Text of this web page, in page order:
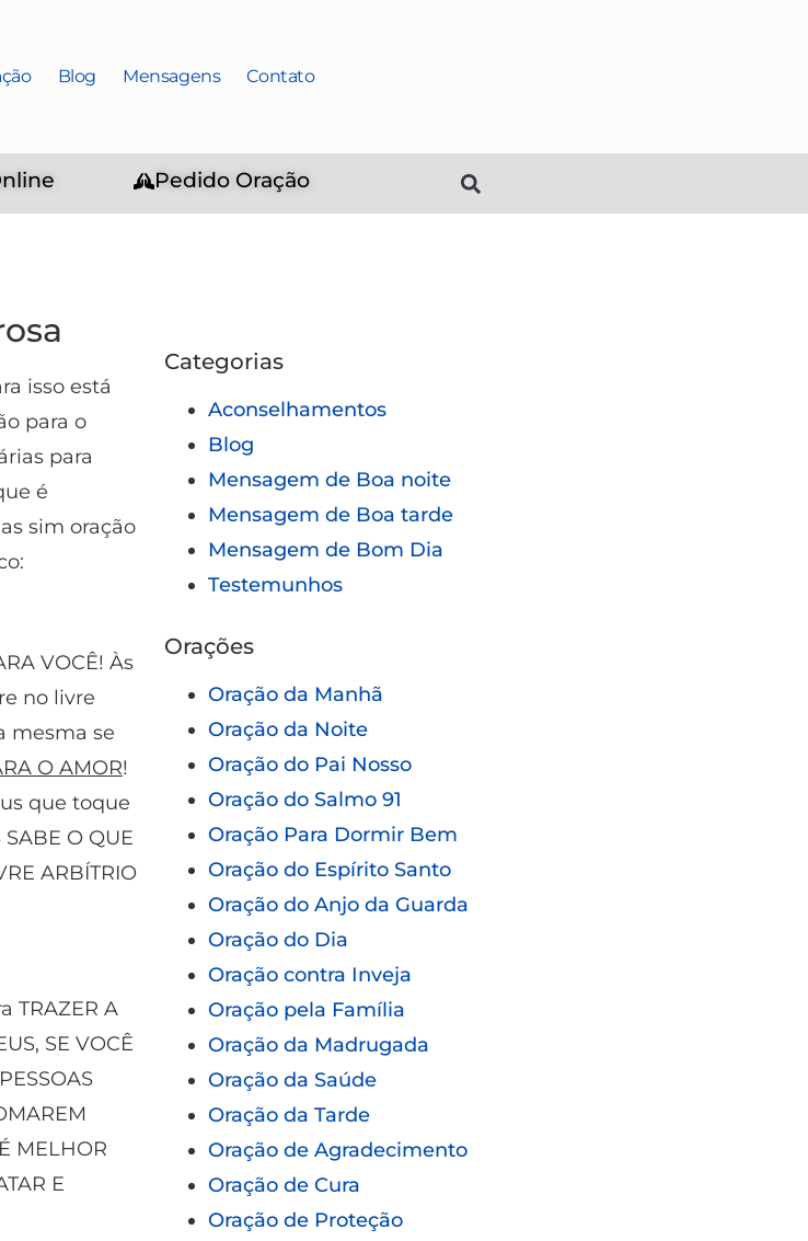
Blog Mensagens Contato
Pedido Oração
isso está
para o
para
é
sim oração
VOCÊ! Às
no livre
mesma se
O AMOR!
que toque
O QUE
ARBÍTRIO
TRAZER A
SE VOCÊ
MELHOR
E
Categorias
Aconselhamentos
Blog
Mensagem de Boa noite
Mensagem de Boa tarde
Mensagem de Bom Dia
Testemunhos
Orações
Oração da Manhã
Oração da Noite
Oração do Pai Nosso
Oração do Salmo 91
Oração Para Dormir Bem
Oração do Espírito Santo
Oração do Anjo da Guarda
Oração do Dia
Oração contra Inveja
Oração pela Família
Oração da Madrugada
Oração da Saúde
Oração da Tarde
Oração de Agradecimento
Oração de Cura
Oração de Proteção